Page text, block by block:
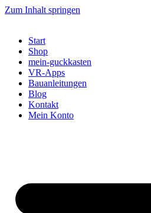
Zum Inhalt springen
Start
Shop
mein-guckkasten
VR-Apps
Bauanleitungen
Blog
Kontakt
Mein Konto